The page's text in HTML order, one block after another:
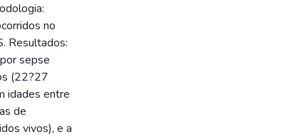
no
Resultados:
sepse
(22?27
idades entre
de
vivos), e a